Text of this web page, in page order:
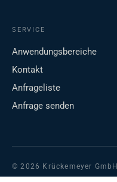
SERVICE
Anwendungsbereiche
Kontakt
Anfrageliste
Anfrage senden
© 2026 Krückemeyer GmbH